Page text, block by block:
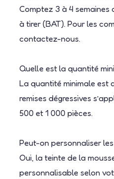
Comptez 3 à 4
à tirer (BAT). Pour les
contactez-nous.
Quelle est la quantité
La quantité minimale est
remises dégressives
500 et 1 000 pièces.
Peut-on personnaliser
Oui, la teinte de la
personnalisable selon